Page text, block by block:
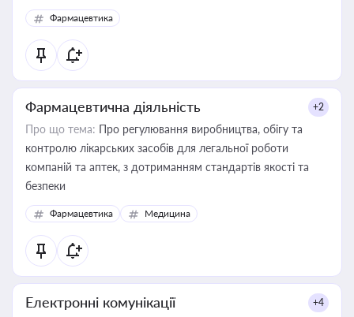
Фармацевтика
Фармацевтична діяльність +2
Про що тема: Про регулювання виробництва, обігу та
контролю лікарських засобів для легальної роботи
компаній та аптек, з дотриманням стандартів якості та
безпеки
Фармацевтика Медицина
Електронні комунікації +4